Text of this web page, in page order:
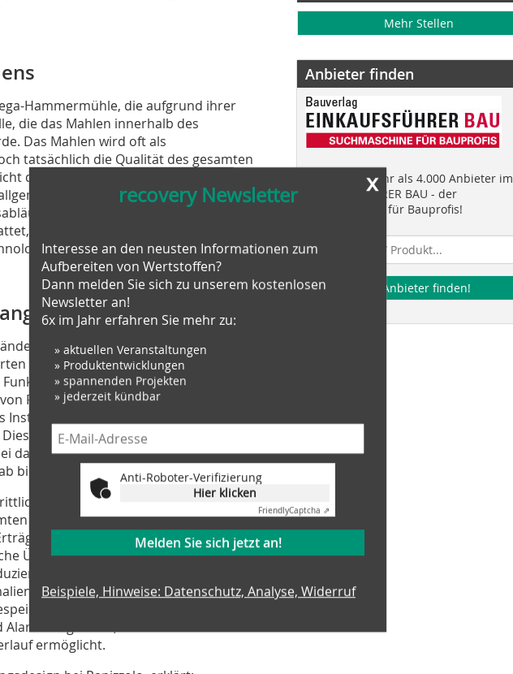
Hammermühle, die aufgrund ihrer
die das Mahlen innerhalb des
Das Mahlen wird oft als
tatsächlich die Qualität des gesamten
die Mega-Mühle eine konsistentere
und passt sich effektiv an
an. Die Anlage ist außerdem mit
der die Leistung voll ausschöpft und
Upgrades vorbereitet ist.
ist Prisma, die von Panizzolo intern
und unmittelbaren Überblick über
basiert auf der direkten
Recyclinganlagen, wo die
zur Optimierung von Qualität,
konsolidierte Know-how wurde in
das Metfer-Projekt den idealen Rahmen
bietet.
Chargenmanagement, mit dem
Produktionsablauf hinweg verfolgt
und Energieverbrauch
Überwachung ermöglicht Prisma die
die Überprüfungszeiten und
oder Ineffizienzen zu reagieren. Alle
vom Stromverbrauch in den
was eine rückwirkende
ermöglicht.
x
recovery Newsletter
Interesse an den neusten Informationen zum
Aufbereiten von Wertstoffen?
Dann melden Sie sich zu unserem kostenlosen
Newsletter an!
6x im Jahr erfahren Sie mehr zu:
» aktuellen Veranstaltungen
» Produktentwicklungen
» spannenden Projekten
» jederzeit kündbar
Anti-Roboter-Verifizierung
Hier klicken
FriendlyCaptcha ⇗
Melden Sie sich jetzt an!
Beispiele, Hinweise: Datenschutz, Analyse, Widerruf
Mehr Stellen
Anbieter finden
Finden Sie mehr als 4.000 Anbieter im
EINKAUFSFÜHRER BAU - der
Suchmaschine für Bauprofis!
Anbieter finden!